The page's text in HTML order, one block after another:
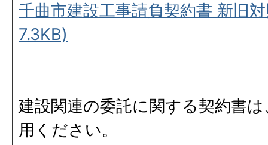
千曲市建設工事請負契約書 新旧
7.3KB)
建設関連の委託に関する契約書
用ください。